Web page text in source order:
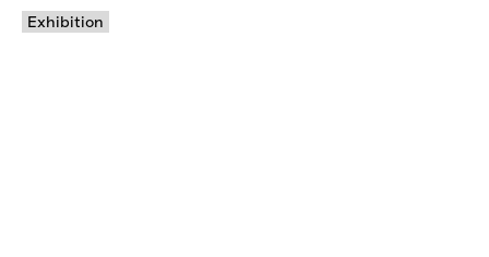
Exhibition